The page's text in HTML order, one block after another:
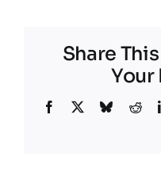
Share
Your
Facebook Bluesky